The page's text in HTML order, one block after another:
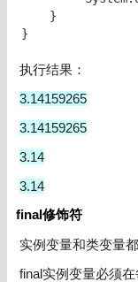
    }
}
执行结果：
3.14159265
3.14159265
3.14
3.14
final修饰符
实例变量和类变量
final实例变量必须